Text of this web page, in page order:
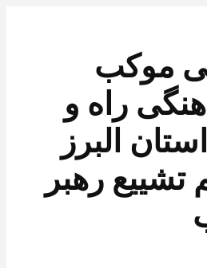
موکب
راه و
البرز
رهبر